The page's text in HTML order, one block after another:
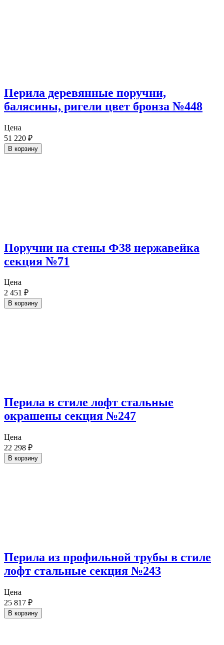
Перила деревянные поручни,
балясины, ригели цвет бронза №448
Цена
51 220 ₽
В корзину
Поручни на стены Ф38 нержавейка
секция №71
Цена
2 451 ₽
В корзину
Перила в стиле лофт стальные
окрашены секция №247
Цена
22 298 ₽
В корзину
Перила из профильной трубы в стиле
лофт стальные секция №243
Цена
25 817 ₽
В корзину